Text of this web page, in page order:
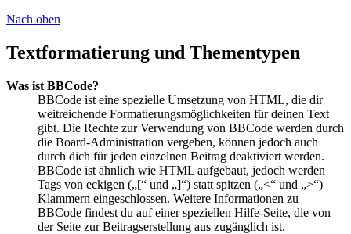
Nach oben
Textformatierung und Thementypen
Was ist BBCode?
BBCode ist eine spezielle Umsetzung von HTML, die dir
weitreichende Formatierungsmöglichkeiten für deinen Text
gibt. Die Rechte zur Verwendung von BBCode werden durch
die Board-Administration vergeben, können jedoch auch
durch dich für jeden einzelnen Beitrag deaktiviert werden.
BBCode ist ähnlich wie HTML aufgebaut, jedoch werden
Tags von eckigen („[“ und „]“) statt spitzen („<“ und „>“)
Klammern eingeschlossen. Weitere Informationen zu
BBCode findest du auf einer speziellen Hilfe-Seite, die von
der Seite zur Beitragserstellung aus zugänglich ist.